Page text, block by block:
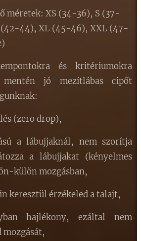
méretek: XS (34-36), S (37-
44), XL (45-46), XXL (47-
és kritériumokra
jó mezítlábas cipőt
(zero drop),
a lábujjaknál, nem szorítja
a lábujjakat (kényelmes
külön mozgásban,
keresztül érzékeled a talajt,
hajlékony, ezáltal nem
mozgását,